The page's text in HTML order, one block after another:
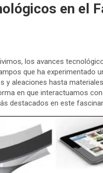
en el
los avances
que ha experimentado
y aleaciones hasta
en que interactuamos
destacados en este